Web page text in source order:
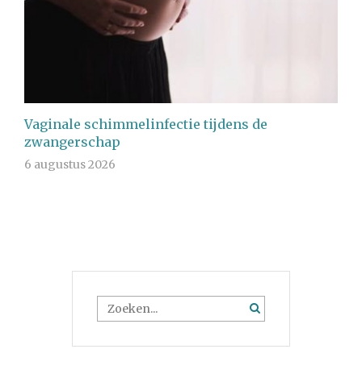
Vaginale schimmelinfectie tijdens de
zwangerschap
6 augustus 2026